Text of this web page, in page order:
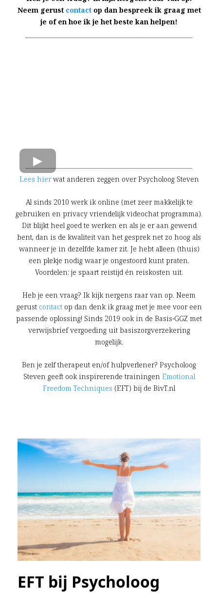
Neem gerust contactop dan bespreek ik graag met
je of en hoe ik je het beste kan helpen!
Lees hier wat anderen zeggen over Psycholoog Steven
Al sinds 2010 werk ik online (met zeer makkelijk te
gebruiken en privacy vriendelijk videochat programma).
Dit blijkt heel goed te werken en als je er aan gewend
bent, dan is de kwaliteit van het gesprek net zo hoog als
wanneer je in dezelfde kamer zit. Je hebt alleen (thuis)
een plekje nodig waar je ongestoord kunt praten.
Voordelen: je spaart reistijd én reiskosten uit.
Heb je een vraag? Ik kijk nergens raar van op. Neem
gerust contactop dan denk ik graag met je mee voor een
passende oplossing! Sinds 2019 ook in de Basis-GGZ met
verwijsbrief vergoeding uit basiszorgverzekering
mogelijk.
Ben je zelf therapeut en/of hulpverlener? Psycholoog
Steven geeft ook inspirerende trainingen Emotional
Freedom Techniques (EFT) bij de BivT.nl
EFT bij Psycholoog